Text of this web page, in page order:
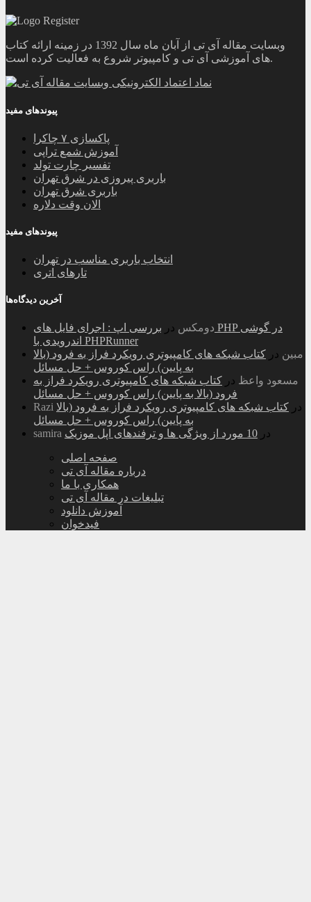
وبسایت مقاله آی تی از آبان ماه سال 1392 در زمینه ارائه کتاب
های آموزشی آی تی و کامپیوتر شروع به فعالیت کرده است.
پیوندهای مفید
پاکسازی ۷ چاکرا
آموزش شمع تراپی
تفسیر چارت تولد
باربری پیروزی در شرق تهران
باربری شرق تهران
الان وقت دلاره
پیوندهای مفید
انتخاب باربری مناسب در تهران
تارهای اتری
آخرین دیدگاه‌ها
دومکس در بررسی اپ : اجرای فایل های PHP در گوشی
اندرویدی با PHPRunner
مبین در کتاب شبکه های کامپیوتری رویکرد فراز به فرود (بالا
به پایین) راس کوروس + حل مسائل
مسعود واعظ در کتاب شبکه های کامپیوتری رویکرد فراز به
فرود (بالا به پایین) راس کوروس + حل مسائل
Razi
در کتاب شبکه های کامپیوتری رویکرد فراز به فرود (بالا
به پایین) راس کوروس + حل مسائل
samira
در 10 مورد از ویژگی ها و ترفندهای اپل موزیک
صفحه اصلی
درباره مقاله آی تی
همکاری با ما
تبلیغات در مقاله آی تی
آموزش دانلود
فیدخوان